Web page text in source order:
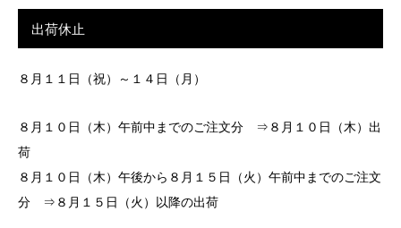
出荷休止
８月１１日（祝）～１４日（月）
８月１０日（木）午前中までのご注文分 ⇒８月１０日（木）出
荷
８月１０日（木）午後から８月１５日（火）午前中までのご注文
分 ⇒８月１５日（火）以降の出荷